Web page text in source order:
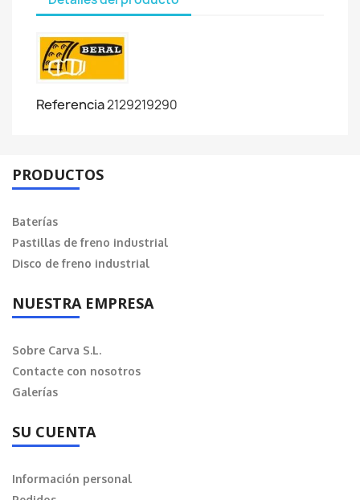
Referencia2129219290
PRODUCTOS
Baterías
Pastillas de freno industrial
Disco de freno industrial
NUESTRA EMPRESA
Sobre Carva S.L.
Contacte con nosotros
Galerías
SU CUENTA
Información personal